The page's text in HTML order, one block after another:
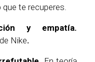
te recuperes.
y empatía.
Nike.